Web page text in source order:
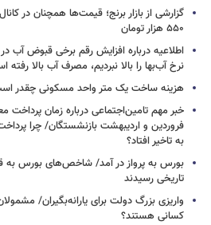
۵۵۰ هزار تومان
اطلاعیه درباره افزایش رقم برخی قبوض آب
نرخ آب‌بها را بالا نبردیم، مصرف آب بالا رفته
هزینه ساخت یک متر واحد مسکونی چقدر
خبر مهم تامین‌اجتماعی درباره زمان پرداخت
فروردین و اردیبهشت بازنشستگان/ چرا
به تاخیر افتاد؟
بورس به پرواز در آمد/ شاخص‌های بورس به
تاریخی رسیدند
واریزی بزرگ دولت برای یارانه‌بگیران/
کسانی هستند؟